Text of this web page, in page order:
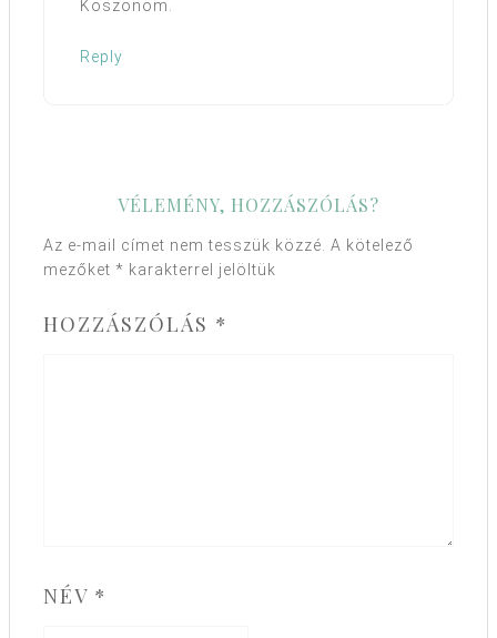
Köszönöm.
Reply
VÉLEMÉNY, HOZZÁSZÓLÁS?
Az e-mail címet nem tesszük közzé. A kötelező
mezőket * karakterrel jelöltük
HOZZÁSZÓLÁS *
NÉV *